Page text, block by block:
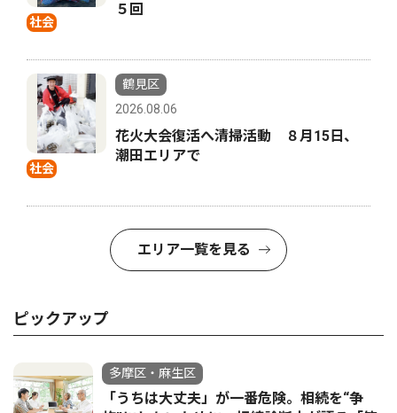
社会
５回
社会
鶴見区
2026.08.06
花火大会復活へ清掃活動 ８月15日、
潮田エリアで
エリア一覧を見る
ピックアップ
多摩区・麻生区
「うちは大丈夫」が一番危険。相続を“争